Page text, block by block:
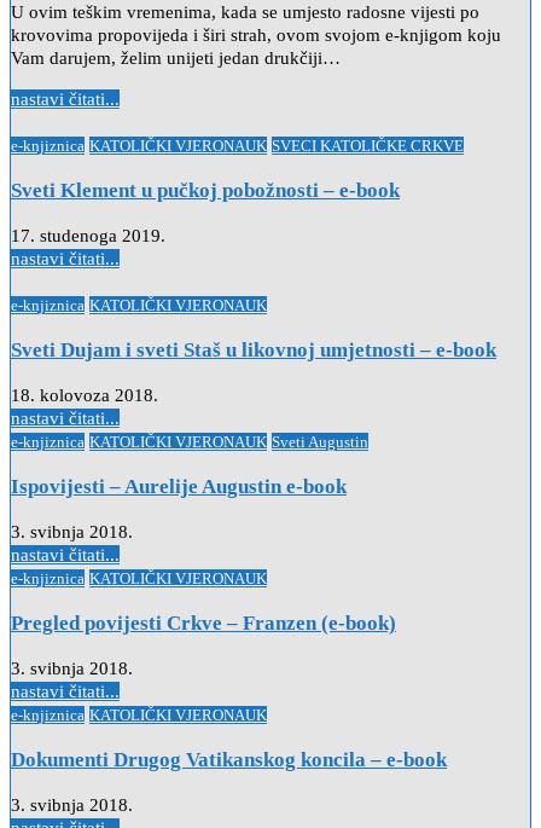
U ovim teškim vremenima, kada se umjesto radosne vijesti po
krovovima propovijeda i širi strah, ovom svojom e-knjigom koju
Vam darujem, želim unijeti jedan drukčiji…
nastavi čitati...
Posted
e-knjiznica KATOLIČKI VJERONAUK SVECI KATOLIČKE CRKVE
Sveti Klement u pučkoj pobožnosti – e-book
17. studenoga 2019.
nastavi čitati...
Posted
e-knjiznica KATOLIČKI VJERONAUK
Sveti Dujam i sveti Staš u likovnoj umjetnosti – e-book
18. kolovoza 2018.
nastavi čitati...
Posted
e-knjiznica KATOLIČKI VJERONAUK Sveti Augustin
Ispovijesti – Aurelije Augustin e-book
3. svibnja 2018.
nastavi čitati...
Posted
e-knjiznica KATOLIČKI VJERONAUK
Pregled povijesti Crkve – Franzen (e-book)
3. svibnja 2018.
nastavi čitati...
Posted
e-knjiznica KATOLIČKI VJERONAUK
Dokumenti Drugog Vatikanskog koncila – e-book
3. svibnja 2018.